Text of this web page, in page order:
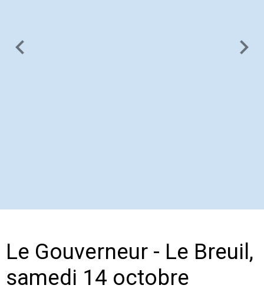
Le Gouverneur - Le Breuil,
samedi 14 octobre